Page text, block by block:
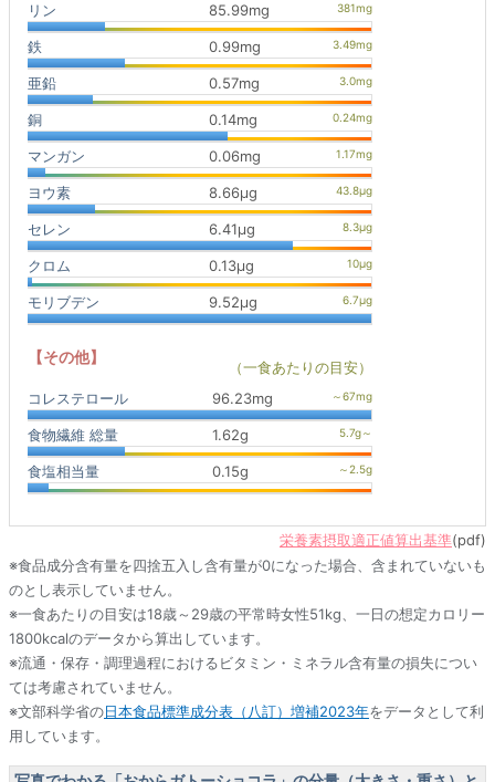
リン 85.99mg
鉄 0.99mg
亜鉛 0.57mg
銅 0.14mg
マンガン 0.06mg
ヨウ素 8.66μg
セレン 6.41μg
クロム 0.13μg
モリブデン 9.52μg
【その他】
（一食あたりの目安）
コレステロール
96.23mg
食物繊維 総量 1.62g
食塩相当量 0.15g
栄養素摂取適正値算出基準(pdf)
※食品成分含有量を四捨五入し含有量が0になった場合、含まれていないも
のとし表示していません。
※一食あたりの目安は18歳～29歳の平常時女性51kg、一日の想定カロリー
1800kcalのデータから算出しています。
※流通・保存・調理過程におけるビタミン・ミネラル含有量の損失につい
ては考慮されていません。
※文部科学省の日本食品標準成分表（八訂）増補2023年をデータとして利
用しています。